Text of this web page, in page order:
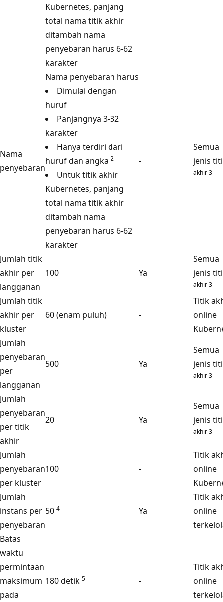
Kubernetes, panjang
total nama titik akhir
ditambah nama
penyebaran harus 6-62
karakter
Nama
penyebaran
Nama penyebaran harus
Dimulai dengan
huruf
Panjangnya 3-32
karakter
Hanya terdiri dari
huruf dan angka 2
Untuk titik akhir
Kubernetes, panjang
total nama titik akhir
ditambah nama
penyebaran harus 6-62
karakter
-
Semua
jenis
akhir 3
Jumlah titik
akhir per
langganan
100 Ya
Semua
jenis
akhir 3
Jumlah titik
akhir per
kluster
60 (enam puluh) -
Titik
online
Jumlah
penyebaran
per
langganan
500 Ya
Semua
jenis
akhir 3
Jumlah
penyebaran
per titik
akhir
20 Ya
Semua
jenis
akhir 3
Jumlah
penyebaran
per kluster
100 -
Titik
online
Jumlah
instans per
penyebaran
50 4 Ya
Titik
online
Batas
waktu
permintaan
maksimum
pada
180 detik 5 -
Titik
online